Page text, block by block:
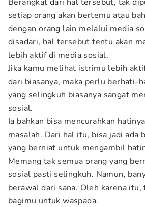
setiap orang akan bertemu atau
dengan orang lain melalui media
disadari, hal tersebut tentu akan
lebih aktif di media sosial.
Jika kamu melihat istrimu lebih
dari biasanya, maka perlu berhati-
yang selingkuh biasanya sangat
sosial.
Ia bahkan bisa mencurahkan
masalah. Dari hal itu, bisa jadi ada
yang berniat untuk mengambil
Memang tak semua orang yang
sosial pasti selingkuh. Namun,
berawal dari sana. Oleh karena itu,
bagimu untuk waspada.